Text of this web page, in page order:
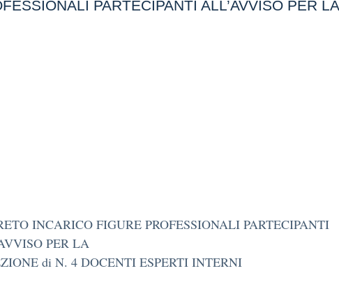
PARTECIPANTI ALL’AVVISO PER
INCARICO FIGURE PROFESSIONALI PARTECIPANTI
PER LA
di N. 4 DOCENTI ESPERTI INTERNI